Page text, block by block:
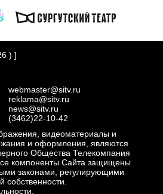
) ]
webmaster@sitv.ru
reklama@sitv.ru
news@sitv.ru
(3462)22-10-42
видеоматериалы и
и оформления, являются
Общества Телекомпания
компоненты Сайта защищены
законами, регулирующими
собственности.